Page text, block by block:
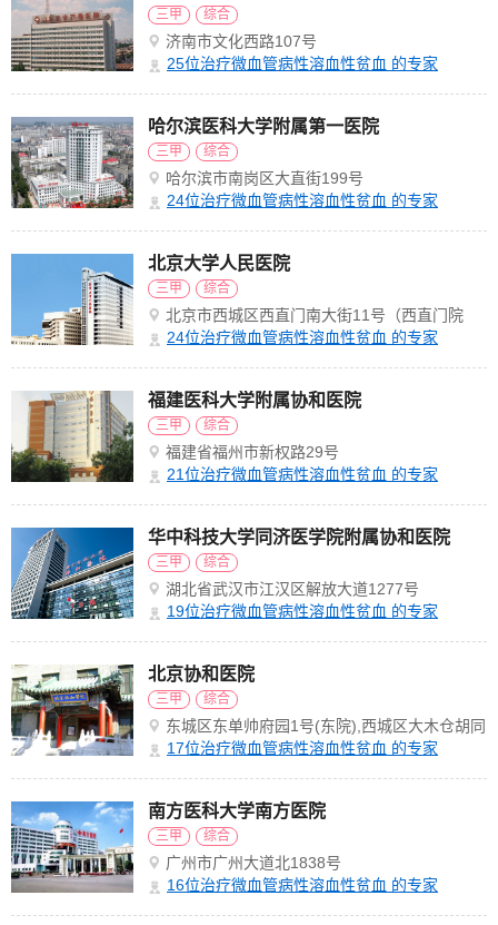
三甲 综合
济南市文化西路107号
25位治疗微血管病性溶血性贫血 的专家
哈尔滨医科大学附属第一医院
三甲 综合
哈尔滨市南岗区大直街199号
24位治疗微血管病性溶血性贫血 的专家
北京大学人民医院
三甲 综合
北京市西城区西直门南大街11号（西直门院
区）
24位治疗微血管病性溶血性贫血 的专家
福建医科大学附属协和医院
三甲 综合
福建省福州市新权路29号
21位治疗微血管病性溶血性贫血 的专家
华中科技大学同济医学院附属协和医院
三甲 综合
湖北省武汉市江汉区解放大道1277号
19位治疗微血管病性溶血性贫血 的专家
北京协和医院
三甲 综合
东城区东单帅府园1号(东院),西城区大木仓胡同
41号(西院)
17位治疗微血管病性溶血性贫血 的专家
南方医科大学南方医院
三甲 综合
广州市广州大道北1838号
16位治疗微血管病性溶血性贫血 的专家